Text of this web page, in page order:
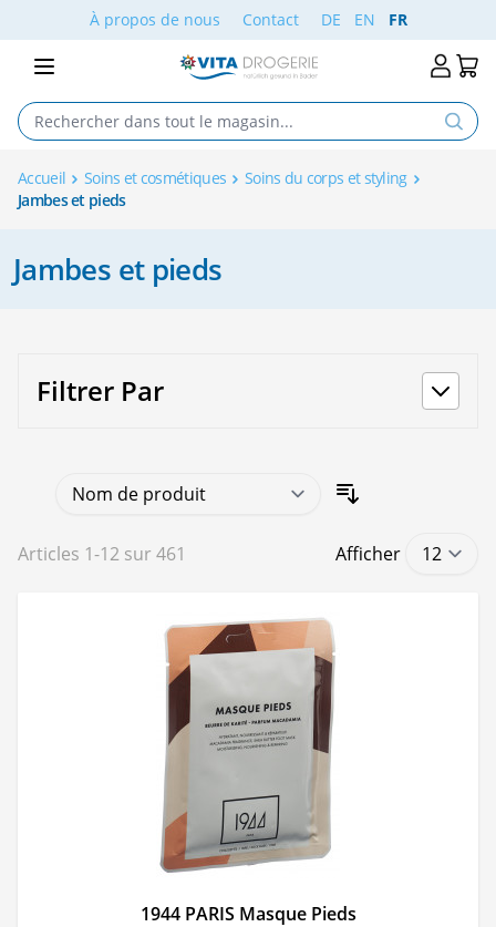
Aller au contenuÀ propos de nous Contact DE EN FR
Accueil Soins et cosmétiques
Soins du corps et styling
Jambes et pieds
Jambes et pieds
Filtrer Par
Articles 1-12 sur 461 Afficher
1944 PARIS Masque Pieds